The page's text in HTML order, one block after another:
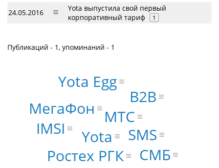
24.05.2016
Yota выпустила свой первый
корпоративный тариф
1
Публикаций - 1, упоминаний - 1
Yota
МТС
Ростех РГК
МегаФон
IMSI SMS
B2B
Yota Egg
СМБ